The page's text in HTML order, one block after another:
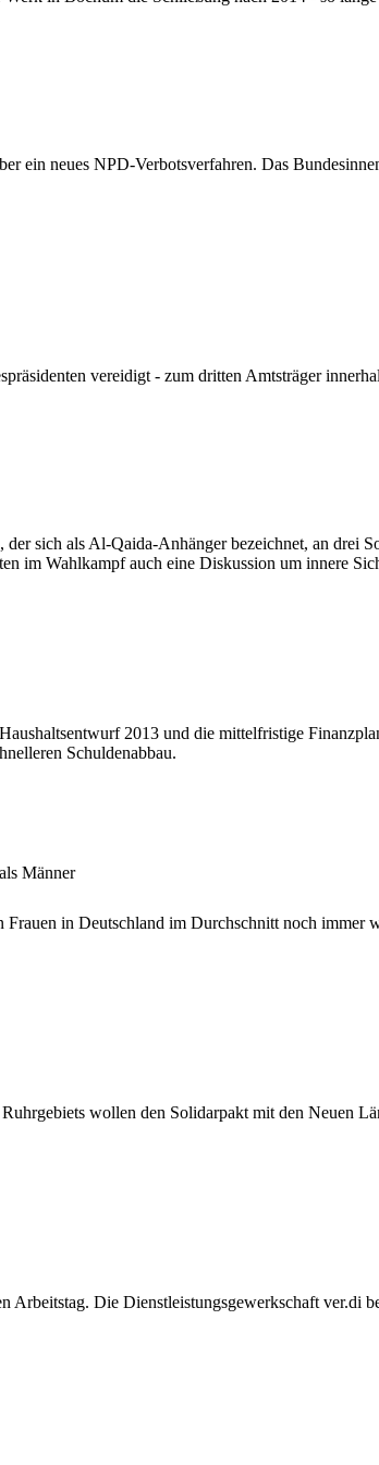
ein neues NPD-Verbotsverfahren. Das
vereidigt - zum dritten Amtsträger
sich als Al-Qaida-Anhänger bezeichnet, an drei
im Wahlkampf auch eine Diskussion um innere
2013 und die mittelfristige
Schuldenabbau.
Männer
Frauen in Deutschland im Durchschnitt noch
wollen den Solidarpakt mit den Neuen
Arbeitstag. Die Dienstleistungsgewerkschaft